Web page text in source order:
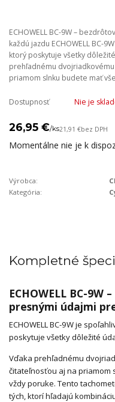
ECHOWELL BC-9W –
každú jazdu ECHOWELL BC-
ktorý poskytuje všetky
prehľadnému
priamom slnku budete mať
Dostupnosť Nie je
26,95 €/ks21,91 €bez DPH
Momentálne nie je k
Výrobca:
Kategória:
Kompletné
ECHOWELL BC-
presnými údajmi
ECHOWELL BC-9W je
poskytuje všetky dôležité
Vďaka prehľadnému
čitateľnosťou aj na priamom
vždy poruke. Tento
tých, ktorí hľadajú